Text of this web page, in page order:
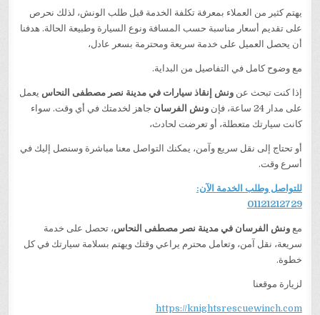
يهتم كثير من العملاء بمعرفة تكلفة الخدمة قبل طلب الونش، لذلك نحرص
على تقديم أسعار مناسبة حسب المسافة ونوع السيارة وطبيعة الحالة. هدفنا
أن يحصل العميل على خدمة سريعة ومحترمة بسعر عادل،
مع وضوح كامل في التفاصيل من البداية.
إذا كنت تبحث عنونش إنقاذ سيارات في مدينة نصر مصطفى النحاس يعمل
على مدار 24 ساعة، فإن
ونش الفرسان جاهز لخدمتك في أي وقت. سواء
كانت سيارتك متعطلة، أو تعرضت لحادث،
أو تحتاج إلى نقل سريع وآمن، يمكنك التواصل معنا مباشرة وسنصل إليك في
أسرع وقت.
للتواصل وطلب الخدمة الآن:
01121212729
معونش الفرسان في مدينة نصر مصطفى النحاس، تحصل على خدمة
سريعة، نقل آمن، وتعامل محترم يراعي وقتك ويهتم بسلامة سيارتك في كل
خطوة.
لزيارة موقعنا
https://knightsrescuewinch.com